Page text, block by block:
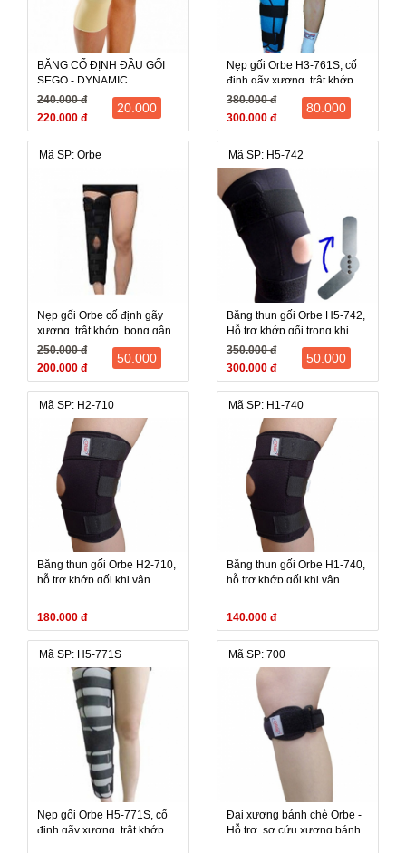
BĂNG CỐ ĐỊNH ĐẦU GỐI
SEGO - DYNAMIC
240.000 đ
220.000 đ
20.000
Nẹp gối Orbe H3-761S, cố
định gãy xương, trật khớp,
bong gân, chấn thương
vùng quanh khớp gối
380.000 đ
300.000 đ
80.000
Mã SP: Orbe
Nẹp gối Orbe cố định gãy
xương, trật khớp, bong gân,
chấn thương vùng quanh
gối
250.000 đ
200.000 đ
50.000
Mã SP: H5-742
Băng thun gối Orbe H5-742,
Hỗ trợ khớp gối trong khi
vận động, điều trị
350.000 đ
300.000 đ
50.000
Mã SP: H2-710
Băng thun gối Orbe H2-710,
hỗ trợ khớp gối khi vận
180.000 đ
Mã SP: H1-740
Băng thun gối Orbe H1-740,
hỗ trợ khớp gối khi vận
140.000 đ
Mã SP: H5-771S
Nẹp gối Orbe H5-771S, cố
định gãy xương, trật khớp,
Mã SP: 700
Đai xương bánh chè Orbe -
Hỗ trợ, sơ cứu xương bánh